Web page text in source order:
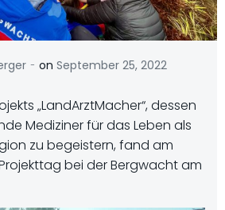
- on September 25, 2022
„LandArztMacher“, dessen
Mediziner für das Leben als
zu begeistern, fand am
bei der Bergwacht am